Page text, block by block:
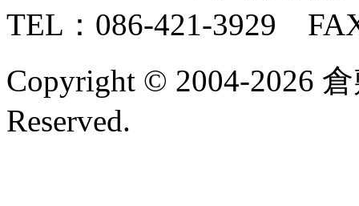
TEL：086-421-3929
Copyright © 2004-2026
Reserved.